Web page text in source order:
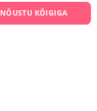
NÕUSTU KÕIGIGA